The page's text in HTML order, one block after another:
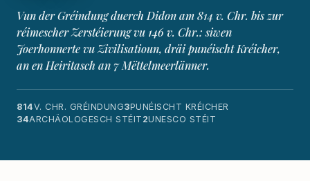
Vun der Gréindung duerch Didon am 814 v. Chr. bis zur
réimescher Zerstéierung vu 146 v. Chr.: siwen
Joerhonnerte vu Zivilisatioun, dräi punéischt Kréicher,
an en Heiritasch an 7 Mëttelmeerlänner.
814V. CHR. GRÉINDUNG3PUNÉISCHT KRÉICHER
34ARCHÄOLOGESCH STÉIT 2UNESCO STÉIT